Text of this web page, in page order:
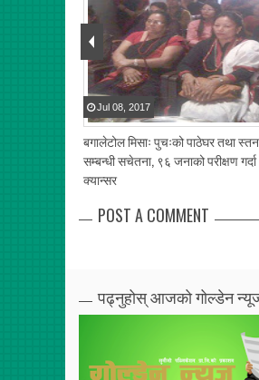
बगालेटोल मिसाः पुचःको पाठेघर तथा
सम्बन्धी सचेतना, ९६ जनाको परीक्षण
क्यान्सर
Jul 08 2017
POST A COMMENT
पढ्नुहोस् आजको गोल्डेन